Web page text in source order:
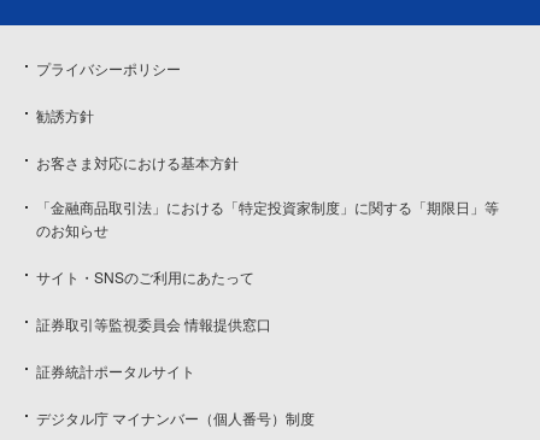
プライバシーポリシー
勧誘方針
お客さま対応における基本方針
「金融商品取引法」における「特定投資家制度」に関する「期限日」等
のお知らせ
サイト・SNSのご利用にあたって
証券取引等監視委員会 情報提供窓口
証券統計ポータルサイト
デジタル庁 マイナンバー（個人番号）制度